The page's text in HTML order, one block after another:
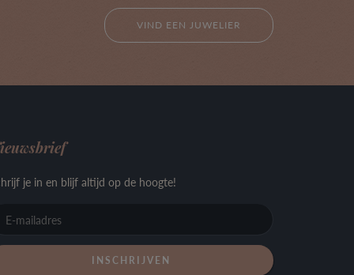
VIND EEN JUWELIER
je in en blijf altijd op de hoogte!